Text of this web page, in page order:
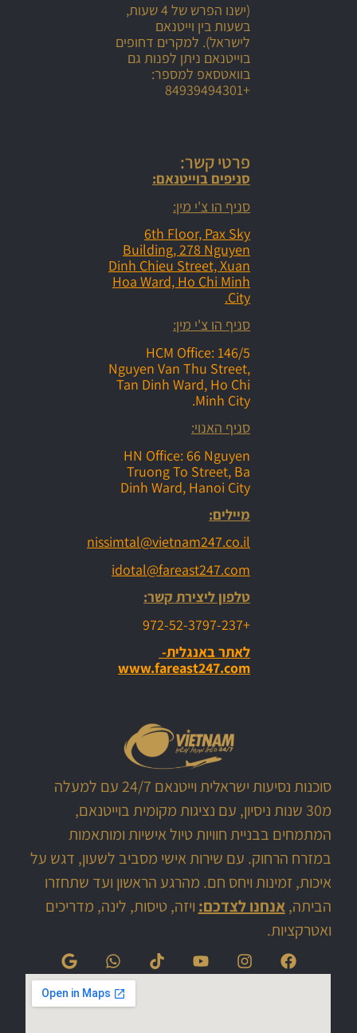
(ישנו הפרש של 4 שעות,
בשעות בין וייטנאם
לישראל). למקרים דחופים
בוייטנאם ניתן לפנות גם
בוואטסאפ למספר:
+84939494301
פרטי קשר:
סניפים בוייטנאם:
סניף הו צ'י מין:
6th Floor, Pax Sky
Building, 278 Nguyen
Dinh Chieu Street, Xuan
Hoa Ward, Ho Chi Minh
City.
סניף הו צ'י מין:
HCM Office: 146/5
Nguyen Van Thu Street,
Tan Dinh Ward, Ho Chi
Minh City.
סניף האנוי:
HN Office: 66 Nguyen
Truong To Street, Ba
Dinh Ward, Hanoi City
מיילים:
nissimtal@vietnam247.co.il
idotal@fareast247.com
טלפון ליצירת קשר:
+972-52-3797-237
לאתר באנגלית-
www.fareast247.com
סוכנות נסיעות ישראלית וייטנאם 24/7 עם למעלה
מ30 שנות ניסיון, עם נציגות מקומית בוייטנאם,
המתמחים בבניית חוויות טיול אישיות ומותאמות
במזרח הרחוק. עם שירות אישי מסביב לשעון, דגש על
איכות, זמינות ויחס חם. מהרגע הראשון ועד שתחזרו
הביתה,אנחנו לצדכם: ויזה, טיסות, לינה, מדריכים
ואטרקציות.